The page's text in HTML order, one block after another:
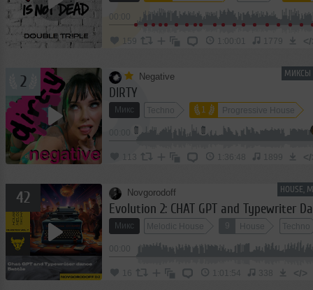
159 1779
МИКСЫ
2 Negative
DIRTY
Микс Techno 1 Progressive House
Club/Dance
113 1:36:48 1899
42 Novgorodoff
Микс Melodic House 9 House Techno
16 1:01:54 338 </>